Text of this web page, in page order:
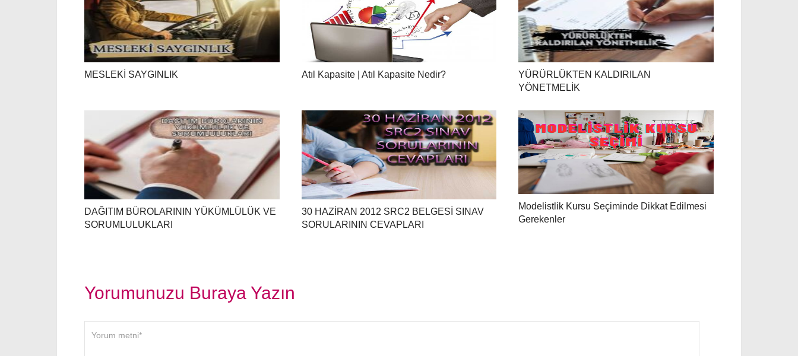
MESLEKİ SAYGINLIK Atıl Kapasite | Atıl Kapasite Nedir?
YÜRÜRLÜKTEN KALDIRILAN
YÖNETMELİK
DAĞITIM BÜROLARININ YÜKÜMLÜLÜK VE
SORUMLULUKLARI
30 HAZİRAN 2012 SRC2 BELGESİ SINAV
SORULARININ CEVAPLARI
Modelistlik Kursu Seçiminde Dikkat Edilmesi
Gerekenler
Yorumunuzu Buraya Yazın